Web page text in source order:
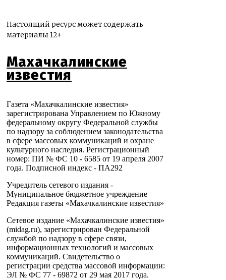
Настоящий ресурс может содержать
материалы 12+
Махачкалинские
известия
Газета «Махачкалинские известия»
зарегистрирована Управлением по Южному
федеральному округу Федеральной службы
по надзору за соблюдением законодательства
в сфере массовых коммуникаций и охране
культурного наследия. Регистрационный
номер: ПИ № ФС 10 - 6585 от 19 апреля 2007
года. Подписной индекс - ПА292
Учредитель сетевого издания -
Муниципальное бюджетное учреждение
Редакция газеты «Махачкалинские известия»
Сетевое издание «Махачкалинские известия»
(midag.ru), зарегистрирован Федеральной
службой по надзору в сфере связи,
информационных технологий и массовых
коммуникаций. Свидетельство о
регистрации средства массовой информации:
ЭЛ № ФС 77 - 69872 от 29 мая 2017 года.